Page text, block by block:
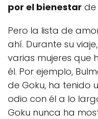
por el bienestar de
Pero la lista de
ahí. Durante su
varias mujeres que
él. Por ejemplo,
de Goku, ha tenido
odio con él a lo
Goku nunca ha